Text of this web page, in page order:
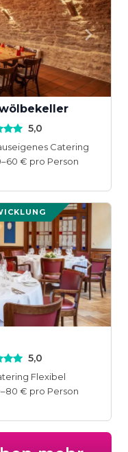
5,0
Catering
€ pro Person
5,0
Flexibel
€ pro Person